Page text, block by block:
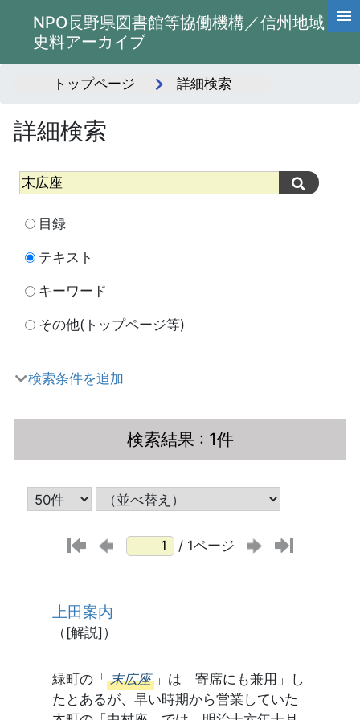
NPO長野県図書館等協働機構／信州地域
史料アーカイブ
トップページ 詳細検索
詳細検索
目録
テキスト
キーワード
その他(トップページ等)
検索条件を追加
検索結果 : 1件
/ 1ページ
上田案内
（[解説]）
緑町の「 末広座 」は「寄席にも兼用」し
たとあるが、早い時期から営業していた